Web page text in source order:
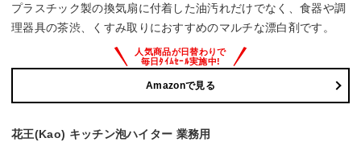
プラスチック製の換気扇に付着した油汚れだけでなく、食器や調
理器具の茶渋、くすみ取りにおすすめのマルチな漂白剤です。
Amazonで見る
花王(Kao) キッチン泡ハイター 業務用